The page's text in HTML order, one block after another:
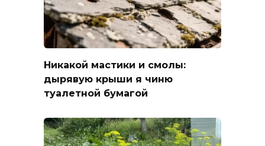
Никакой мастики и смолы:
дырявую крыши я чиню
туалетной бумагой